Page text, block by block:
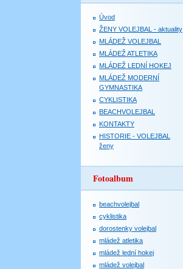
Úvod
ŽENY VOLEJBAL - aktuality
MLÁDEŽ VOLEJBAL
MLÁDEŽ ATLETIKA
MLÁDEŽ LEDNÍ HOKEJ
MLÁDEŽ MODERNÍ
GYMNASTIKA
CYKLISTIKA
BEACHVOLEJBAL
KONTAKTY
HISTORIE - VOLEJBAL
ženy
Fotoalbum
beachvolejbal
cyklistika
dorostenky volejbal
mládež atletika
mládež lední hokej
mládež volejbal